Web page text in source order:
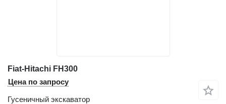
Fiat-Hitachi FH300
Цена по запросу
Гусеничный экскаватор